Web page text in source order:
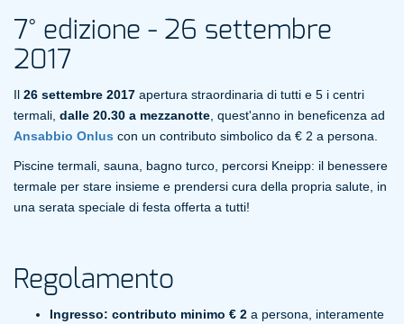
7° edizione - 26 settembre
2017
Il 26 settembre 2017 apertura straordinaria di tutti e 5 i centri
termali, dalle 20.30 a mezzanotte , quest'anno in beneficenza ad
Ansabbio Onlus con un contributo simbolico da € 2 a persona.
Piscine termali, sauna, bagno turco, percorsi Kneipp: il benessere
termale per stare insieme e prendersi cura della propria salute, in
una serata speciale di festa offerta a tutti!
Regolamento
Ingresso: contributo minimo € 2 a persona, interamente